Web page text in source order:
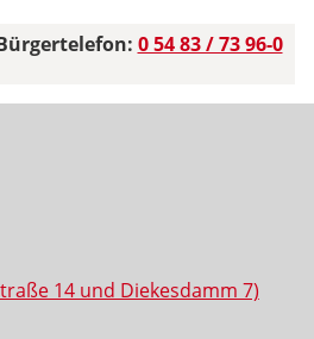
0 54 83 / 73 96-0
14 und Diekesdamm 7)